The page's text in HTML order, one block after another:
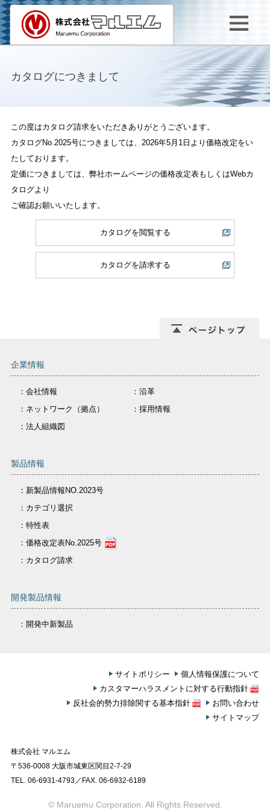
カタログにつきまして
この度はカタログ請求をいただきありがとうございます。
カタログNo.2025号につきましては、2026年5月1日より価格改定をい
たしております。
定価につきましては、弊社ホームページの価格改定表もしくはWebカ
タログより
ご確認お願いいたします。
カタログを閲覧する
カタログを請求する
企業情報
：会社情報
：沿革
：ネットワーク（拠点）
：採用情報
：法人組織図
製品情報
：新製品情報NO.2023号
：カテゴリ選択
：特性表
：価格改定表No.2025号
：カタログ請求
開発製品情報
：開発中新製品
サイトポリシー
個人情報保護について
カスタマーハラスメントに対する行動指針
反社会的勢力排除関する基本指針
お問い合わせ
サイトマップ
株式会社 マルエム
〒536-0008 大阪市城東区関目2-7-29
TEL. 06-6931-4793／FAX. 06-6932-6189
© Maruemu Corporation. All Rights Reserved.